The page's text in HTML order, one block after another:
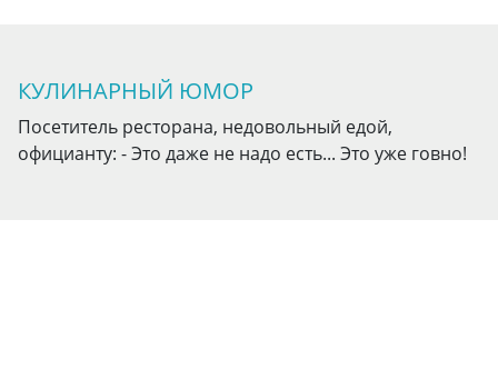
КУЛИНАРНЫЙ ЮМОР
Посетитель ресторана, недовольный едой,
официанту: - Это даже не надо есть... Это уже говно!